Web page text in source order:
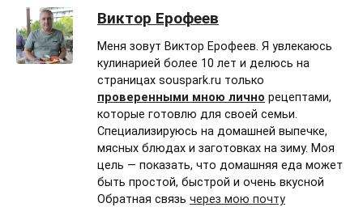
Виктор Ерофеев
Меня зовут Виктор Ерофеев. Я увлекаюсь
кулинарией более 10 лет и делюсь на
страницах souspark.ru только
проверенными мною лично рецептами,
которые готовлю для своей семьи.
Специализируюсь на домашней выпечке,
мясных блюдах и заготовках на зиму. Моя
цель — показать, что домашняя еда может
быть простой, быстрой и очень вкусной
Обратная связь через мою почту